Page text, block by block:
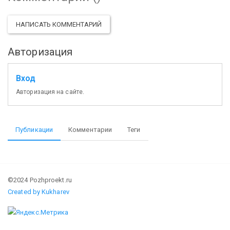
НАПИСАТЬ КОММЕНТАРИЙ
Авторизация
Вход
Авторизация на сайте.
Публикации Комментарии Теги
©2024 Pozhproekt.ru
Created by Kukharev